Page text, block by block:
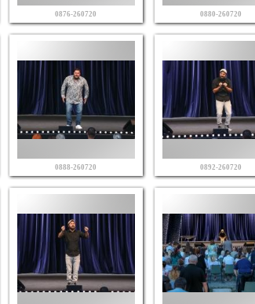
0876-260720 0880-260720
0888-260720 0892-260720